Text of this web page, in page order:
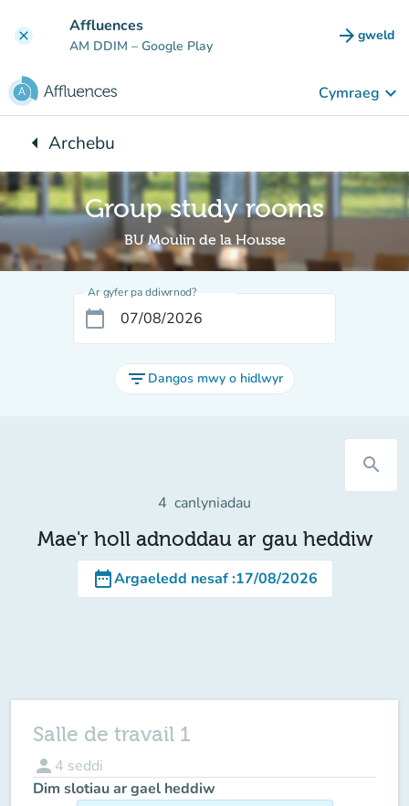
clear Affluences
AM DDIM – Google Play arrow_forward gweld
(tab
Cymraeg keyboard_arrow_down
arrow_leftYn ôl i:
Archebu
Group study rooms
BU Moulin de la Housse
Ar gyfer pa ddiwrnod?
calendar_today
filter_list Dangos mwy o hidlwyr
search
4 canlyniadau
Mae'r holl adnoddau ar gau heddiw
date_rangeArgaeledd nesaf:17/08/2026
Salle de travail 1
person 4 seddi
Dim slotiau ar gael heddiw